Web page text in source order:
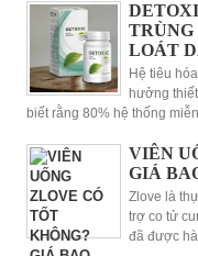
TRÙNG
LOÁT
Hệ tiêu
hưởng
biết rằng 80% hệ thống miễn
VIÊN
GIÁ
Zlove là
trợ co tử
đã được